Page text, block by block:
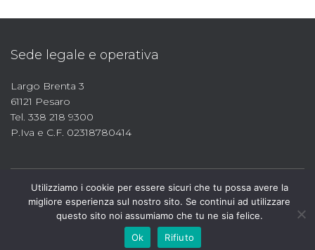
Sede legale e operativa
Largo Brenta 3
61121 Pesaro
Tel. 338 218 9300
P.Iva e C.F. 02318780414
Utilizziamo i cookie per essere sicuri che tu possa avere la
migliore esperienza sul nostro sito. Se continui ad utilizzare
questo sito noi assumiamo che tu ne sia felice.
Ok
Rifiuto